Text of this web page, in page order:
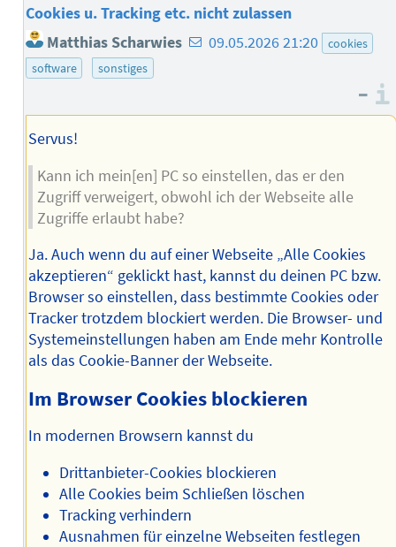
Cookies u. Tracking etc. nicht zulassen
Matthias Scharwies E-
des
09.05.2026 21:20
cookies
software
sonstiges
–
Servus!
Kann ich mein[en] PC so einstellen, das er den
Zugriff verweigert, obwohl ich der Webseite alle
Zugriffe erlaubt habe?
Ja. Auch wenn du auf einer Webseite „Alle Cookies
akzeptieren“ geklickt hast, kannst du deinen PC bzw.
Browser so einstellen, dass bestimmte Cookies oder
Tracker trotzdem blockiert werden. Die Browser- und
System­einstellungen haben am Ende mehr Kontrolle
als das Cookie-Banner der Webseite.
Im Browser Cookies blockieren
In modernen Browsern kannst du
Drittanbieter-Cookies blockieren
Alle Cookies beim Schließen löschen
Tracking verhindern
Ausnahmen für einzelne Webseiten festlegen